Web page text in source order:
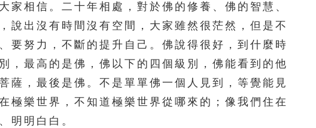
251 252 253 254 255
256 257 258 259 260
261 262 263 264 265
266 267 268 269 270
相信。二十年相處，對於佛的修養、佛的智慧、
說出沒有時間沒有空間，大家雖然很茫然，但是不
要努力，不斷的提升自己。佛說得很好，到什麼時
，最高的是佛，佛以下的四個級別，佛能看到的他
薩，最後是佛。不是單單佛一個人見到，等覺能見
極樂世界，不知道極樂世界從哪來的；像我們住在
明明白白。